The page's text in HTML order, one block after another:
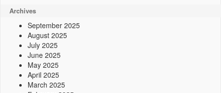
Archives
September 2025
August 2025
July 2025
June 2025
May 2025
April 2025
March 2025